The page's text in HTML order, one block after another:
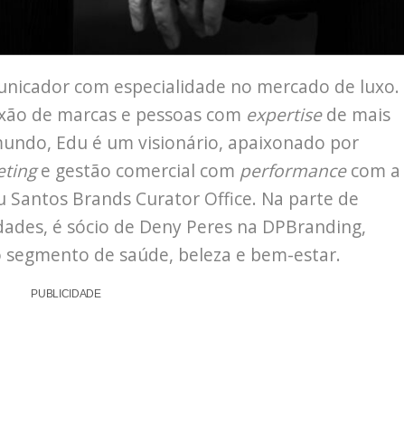
com especialidade no mercado de luxo.
de marcas e pessoas com expertisede mais
Edu é um visionário, apaixonado por
e gestão comercial com performancecom a
Brands Curator Office. Na parte de
é sócio de Deny Peres na DPBranding,
de saúde, beleza e bem-estar.
PUBLICIDADE